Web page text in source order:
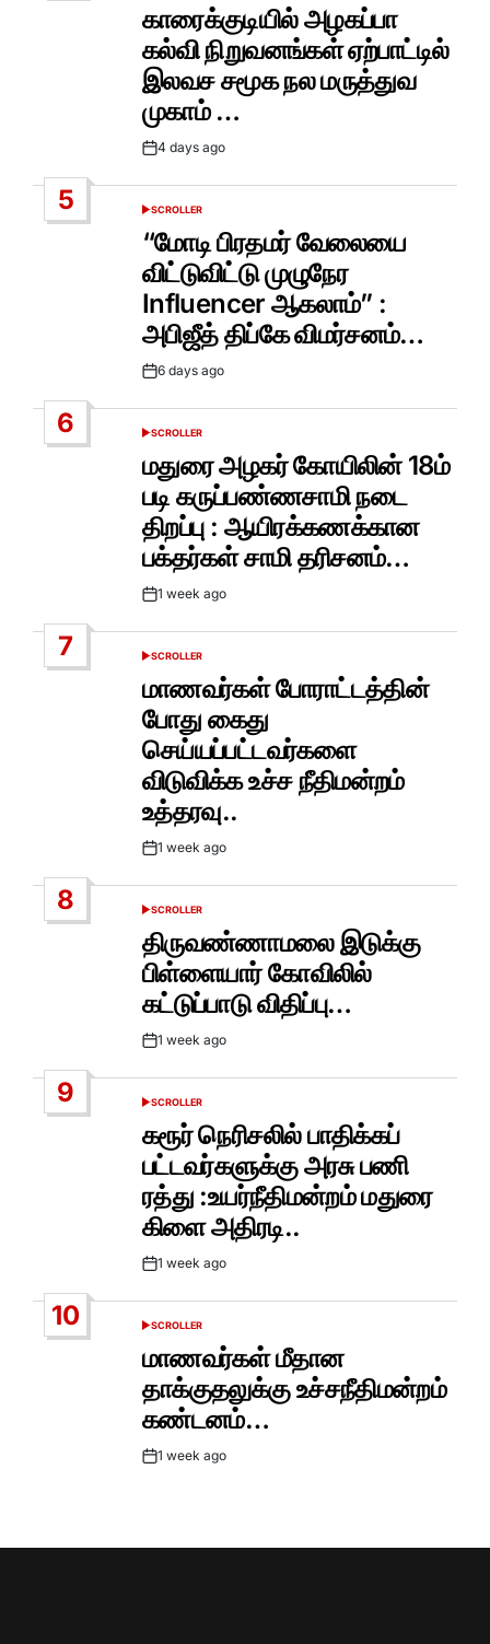
காரைக்குடியில் அழகப்பா
கல்வி நிறுவனங்கள் ஏற்பாட்டில்
இலவச சமூக நல மருத்துவ
முகாம் …
Post4 days ago
5
POSTED
IN
SCROLLER
“மோடி பிரதமர் வேலையை
விட்டுவிட்டு முழுநேர
Influencer ஆகலாம்” :
அபிஜீத் திப்கே விமர்சனம்…
Post6 days ago
6
POSTED
SCROLLER
மதுரை அழகர் கோயிலின் 18ம்
படி கருப்பண்ணசாமி நடை
திறப்பு : ஆயிரக்கணக்கான
பக்தர்கள் சாமி தரிசனம்…
Post1 week ago
7
POSTED
SCROLLER
மாணவர்கள் போராட்டத்தின்
போது கைது
செய்யப்பட்டவர்களை
விடுவிக்க உச்ச நீதிமன்றம்
உத்தரவு..
Post1 week ago
8
POSTED
SCROLLER
திருவண்ணாமலை இடுக்கு
பிள்ளையார் கோவிலில்
கட்டுப்பாடு விதிப்பு…
Post1 week ago
9
POSTED
SCROLLER
கரூர் நெரிசலில் பாதிக்கப்
பட்டவர்களுக்கு அரசு பணி
ரத்து :உயர்நீதிமன்றம் மதுரை
கிளை அதிரடி..
Post1 week ago
10
POSTED
SCROLLER
மாணவர்கள் மீதான
தாக்குதலுக்கு உச்சநீதிமன்றம்
கண்டனம்…
Post1 week ago